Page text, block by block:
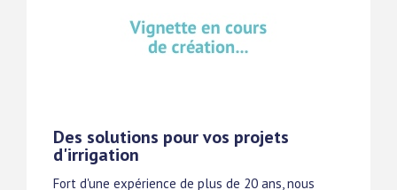
Des solutions pour vos projets
d'irrigation
Fort d'une expérience de plus de 20 ans, nous